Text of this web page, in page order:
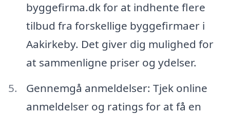
byggefirma.dk for at indhente flere
tilbud fra forskellige byggefirmaer i
Aakirkeby. Det giver dig mulighed for
at sammenligne priser og ydelser.
Gennemgå anmeldelser: Tjek online
anmeldelser og ratings for at få en